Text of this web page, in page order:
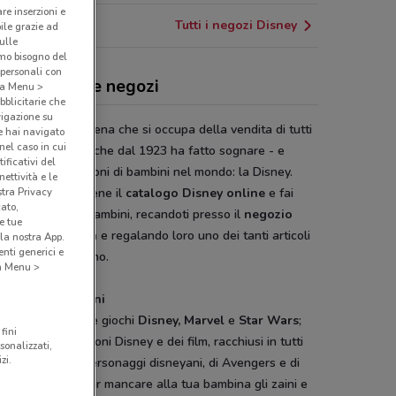
Tutti i negozi Disney
offerte e negozi
Storeè la catena che si occupa della vendita di tutti
del marchio che dal 1923 ha fatto sognare - e
tuttora - milioni di bambini nel mondo: la Disney.
su DoveConviene il catalogo Disney online e fai
ai tuoi bambini, recandoti presso il negozio
della tua città e regalando loro uno dei tanti articoli
californiano.
dei bambini
per la scuola e giochi Disney, Marvele Star Wars;
meglio dei cartoni Disney e dei film, racchiusi in tutti
ispirati ai personaggi disneyani, di Avengers e di
Stellari; non far mancare alla tua bambina gli zaini e
inserzioni e
grazie ad
bisogno del
con
Menu >
che
su
hai navigato
caso in cui
del
e le
Privacy
tue
nostra App.
generici e
Menu >
fini